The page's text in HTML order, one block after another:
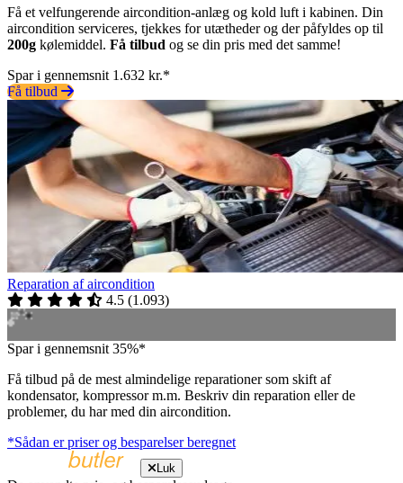
Få et velfungerende aircondition-anlæg og kold luft i kabinen. Din
aircondition serviceres, tjekkes for utætheder og der påfyldes op til
200g kølemiddel. Få tilbud og se din pris med det samme!
Spar i gennemsnit 1.632 kr.*
Få tilbud
Reparation af aircondition
4.5 (1.093)
Spar i gennemsnit 35%*
Få tilbud på de mest almindelige reparationer som skift af
kondensator, kompressor m.m. Beskriv din reparation eller de
problemer, du har med din aircondition.
*Sådan er priser og besparelser beregnet
Luk